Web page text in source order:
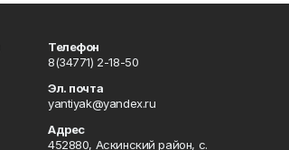
Телефон
8(34771) 2-18-50
Эл. почта
yantiyak@yandex.ru
Адрес
452880, Аскинский район, с.